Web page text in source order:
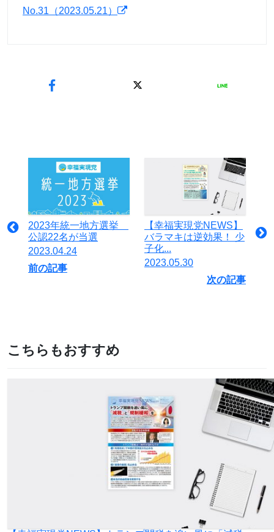
No.31（2023.05.21）
2023年統一地方選挙
公認22名が当選
2023.04.24
前の記事
【幸福実現党NEWS】
バラマキは逆効果！ 少
子化...
2023.05.30
次の記事
こちらもおすすめ